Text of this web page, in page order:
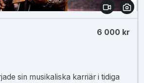
6 000 kr
sin musikaliska karriär i tidiga